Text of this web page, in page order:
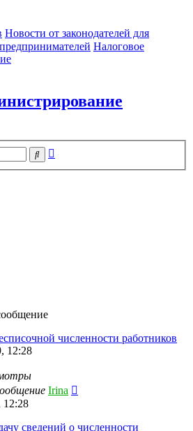
Новости от законодателей для
Налоговое
Поиск
численности работников
12:28
Irina
12:28
сведений о численности